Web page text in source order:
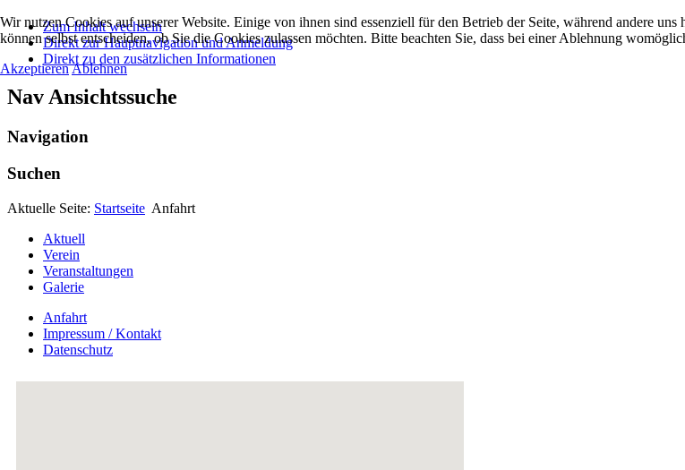
Zum Inhalt wechseln
Direkt zur Hauptnavigation und Anmeldung
Direkt zu den zusätzlichen Informationen
Nav Ansichtssuche
Navigation
Suchen
Aktuelle Seite: Startseite Anfahrt
Aktuell
Verein
Veranstaltungen
Galerie
Anfahrt
Impressum / Kontakt
Datenschutz
Wir nutzen Cookies auf unserer Website. Einige von ihnen sind essenziell für den Betrieb der Seite, während andere
können selbst entscheiden, ob Sie die Cookies zulassen möchten. Bitte beachten Sie, dass bei einer Ablehnung
AkzeptierenAblehnen